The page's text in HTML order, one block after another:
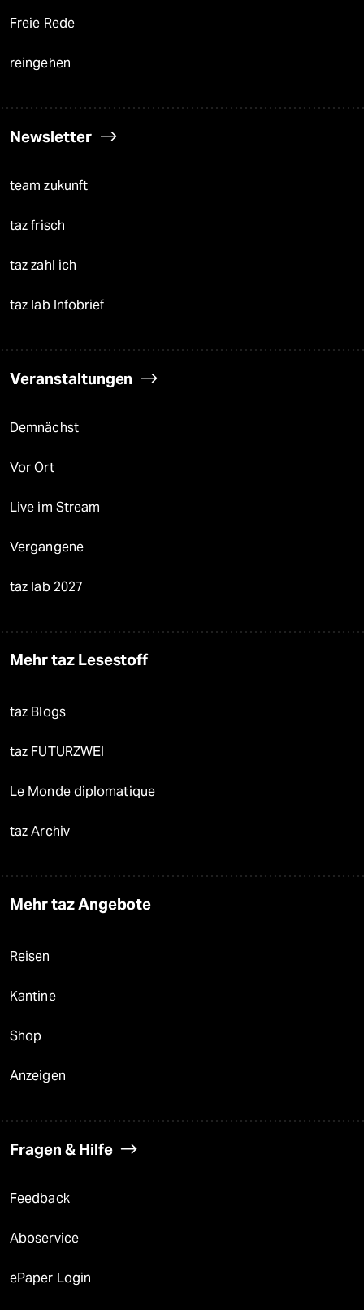
Freie Rede
reingehen
Newsletter
team zukunft
taz frisch
taz zahl ich
taz lab Infobrief
Veranstaltungen
Demnächst
Vor Ort
Live im Stream
Vergangene
taz lab 2027
Mehr taz Lesestoff
taz Blogs
taz FUTURZWEI
Le Monde diplomatique
taz Archiv
Mehr taz Angebote
Reisen
Kantine
Shop
Anzeigen
Fragen & Hilfe
Feedback
Aboservice
ePaper Login